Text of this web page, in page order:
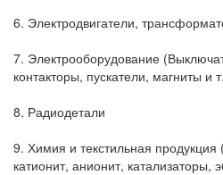
6. Электродвигатели,
7. Электрооборудование
контакторы, пускатели, магниты и
8. Радиодетали
9. Химия и текстильная продукция
катионит, анионит, катализаторы,